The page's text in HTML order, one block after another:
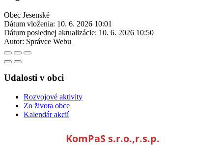
Obec Jesenské
Dátum vloženia: 10. 6. 2026 10:01
Dátum poslednej aktualizácie: 10. 6. 2026 10:50
Autor: Správce Webu
Udalosti v obci
Rozvojové aktivity
Zo života obce
Kalendár akcií
KomPaS s.r.o.,r.s.p.